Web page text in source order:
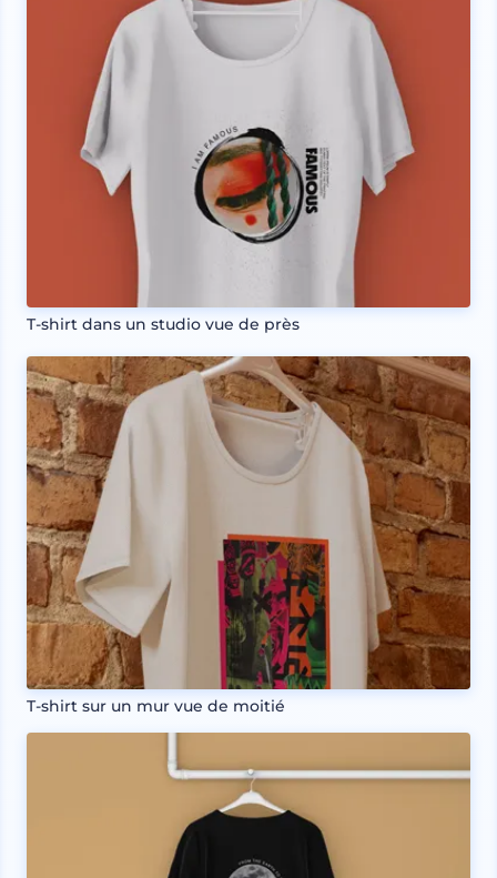
T-shirt dans un studio vue de près
T-shirt sur un mur vue de moitié